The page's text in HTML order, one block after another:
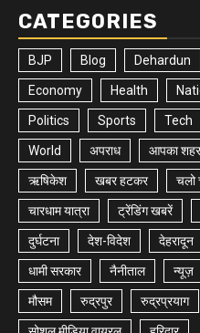
CATEGORIES
BJP Blog Dehardun
Economy Health
Politics Sports Tech
World अपराध आपका शहर
ऋषिकेश खबर हटकर चलो
चारधाम यात्रा ट्रेंडिंग खबरें
दुर्घटना देश-विदेश देहरादून
धामी सरकार नैनीताल न्यूज़
मौसम रुद्रपुर रुद्रप्रयाग